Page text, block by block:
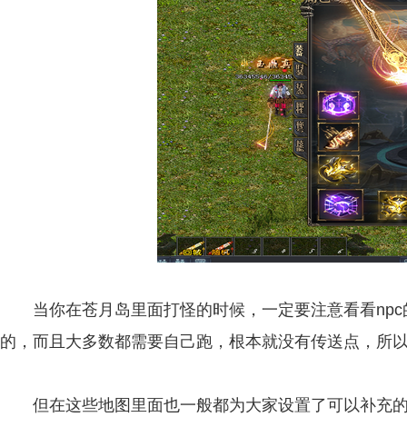
当你在苍月岛里面打怪的时候，一定要注意看看npc
的，而且大多数都需要自己跑，根本就没有传送点，所
但在这些地图里面也一般都为大家设置了可以补充